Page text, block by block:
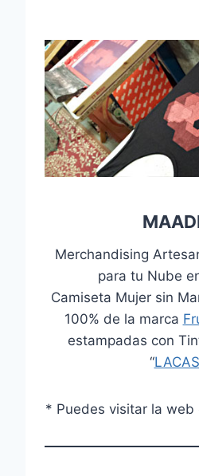
Merchandising
para tu Nube
Camiseta Mujer sin
100% de la marca
estampadas con
“LACAS
* Puedes visitar la web